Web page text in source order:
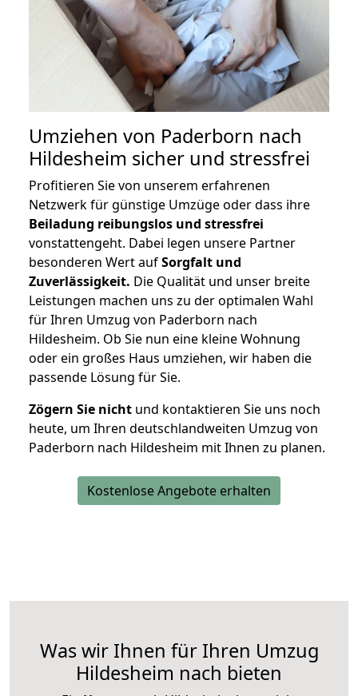
Umziehen von Paderborn nach
Hildesheim sicher und stressfrei
Profitieren Sie von unserem erfahrenen
Netzwerk für günstige Umzüge oder dass ihre
Beiladung reibungslos und stressfrei
vonstattengeht. Dabei legen unsere Partner
besonderen Wert aufSorgfalt und
Zuverlässigkeit. Die Qualität und unser breite
Leistungen machen uns zu der optimalen Wahl
für Ihren Umzug von Paderborn nach
Hildesheim. Ob Sie nun eine kleine Wohnung
oder ein großes Haus umziehen, wir haben die
passende Lösung für Sie.
Zögern Sie nicht und kontaktieren Sie uns noch
heute, um Ihren deutschlandweiten Umzug von
Paderborn nach Hildesheim mit Ihnen zu planen.
Kostenlose Angebote erhalten
Was wir Ihnen für Ihren Umzug
Hildesheim nach bieten